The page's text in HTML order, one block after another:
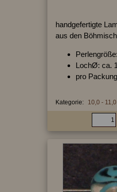
handgefertigte
aus den
LochØ: ca.
pro
Kategorie: 10,0 -